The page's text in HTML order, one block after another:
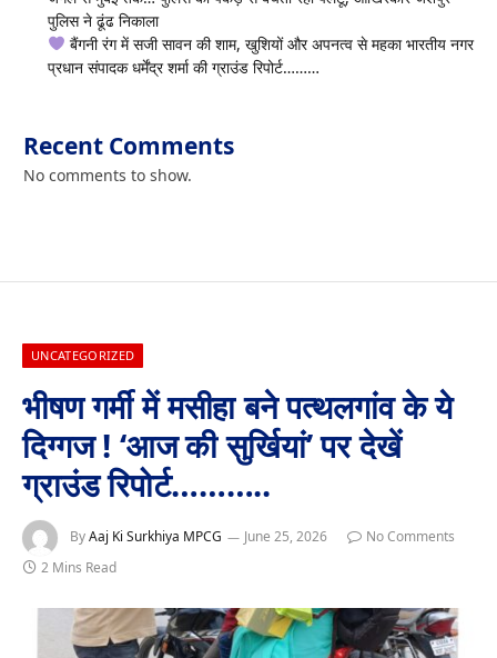
पुलिस ने ढूंढ निकाला
बैंगनी रंग में सजी सावन की शाम, खुशियों और अपनत्व से महका भारतीय नगर
प्रधान संपादक धर्मेंद्र शर्मा की ग्राउंड रिपोर्ट………
Recent Comments
No comments to show.
UNCATEGORIZED
भीषण गर्मी में मसीहा बने पत्थलगांव के ये
दिग्गज ! ‘आज की सुर्खियां’ पर देखें
ग्राउंड रिपोर्ट………..
ByAaj Ki Surkhiya MPCG June 25, 2026
No Comments
2 Mins Read